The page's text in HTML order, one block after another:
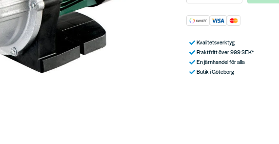
Kvalitetsverktyg
Fraktfritt över 999 SEK*
En järnhandel för alla
Butik i Göteborg